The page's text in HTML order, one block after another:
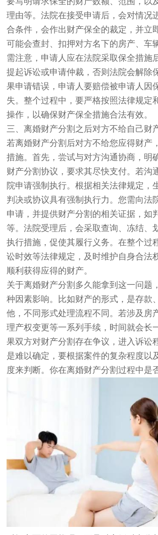
理由等。法院在接受申请后，会对情况
合条件，会作出财产保全的裁定，并立
可能会查封、扣押对方名下的房产、车
需注意，申请人应在法院采取保全措施
提起诉讼或申请仲裁，否则法院会解除
果申请错误，申请人要赔偿被申请人因
失。整个过程中，要严格按照法律规定
操作，以确保财产保全措施合法有效。
三、离婚财产分割之后对方不给自己财
若离婚财产分割后对方不给您应得财产
措施。首先，尝试与对方沟通协商，明
财产分割协议，要求其尽快支付。若沟
院申请强制执行。根据相关法律规定，
判决或协议具有强制执行力。您需向法
申请，并提供财产分割的相关证据，如
等。法院受理后，会采取查询、冻结、
执行措施，促使其履行义务。在整个过
讼时效等法律规定，及时维护自身合法
顺利获得应得的财产。
关于离婚财产分割多久能拿到这一问题
种因素影响。比如财产的形式，是存款
他，不同形式处理流程不同。若涉及房
理产权变更等一系列手续，时间就会长
果双方对财产分割存在争议，进入诉讼
是难以确定，要根据案件的复杂程度以
度来判断。你在离婚财产分割过程中是